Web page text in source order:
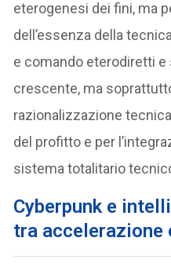
eterogenesi dei fini, ma
dell’essenza della
e comando eterodiretti
crescente, ma
razionalizzazione
del profitto e per
sistema totalitario
Cyberpunk e
tra accelerazione